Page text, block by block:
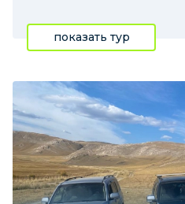
показать тур